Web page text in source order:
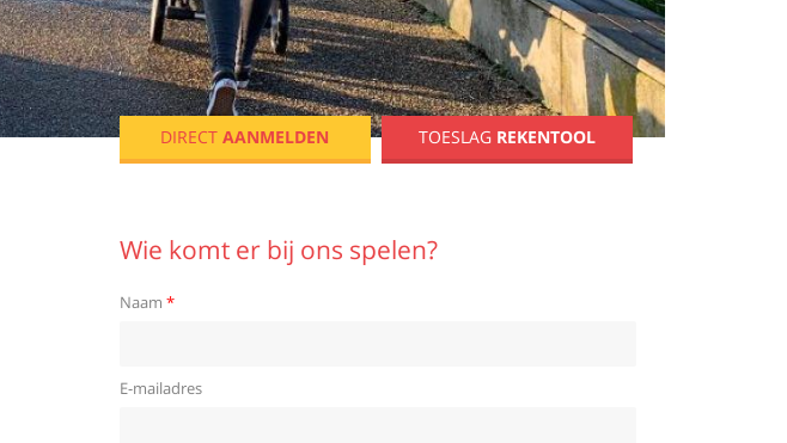
Sidebar main
Grumpie, net even anders...
DIRECTAANMELDEN TOESLAG REKENTOOL
Wie komt er bij ons spelen?
Naam *
E-mailadres